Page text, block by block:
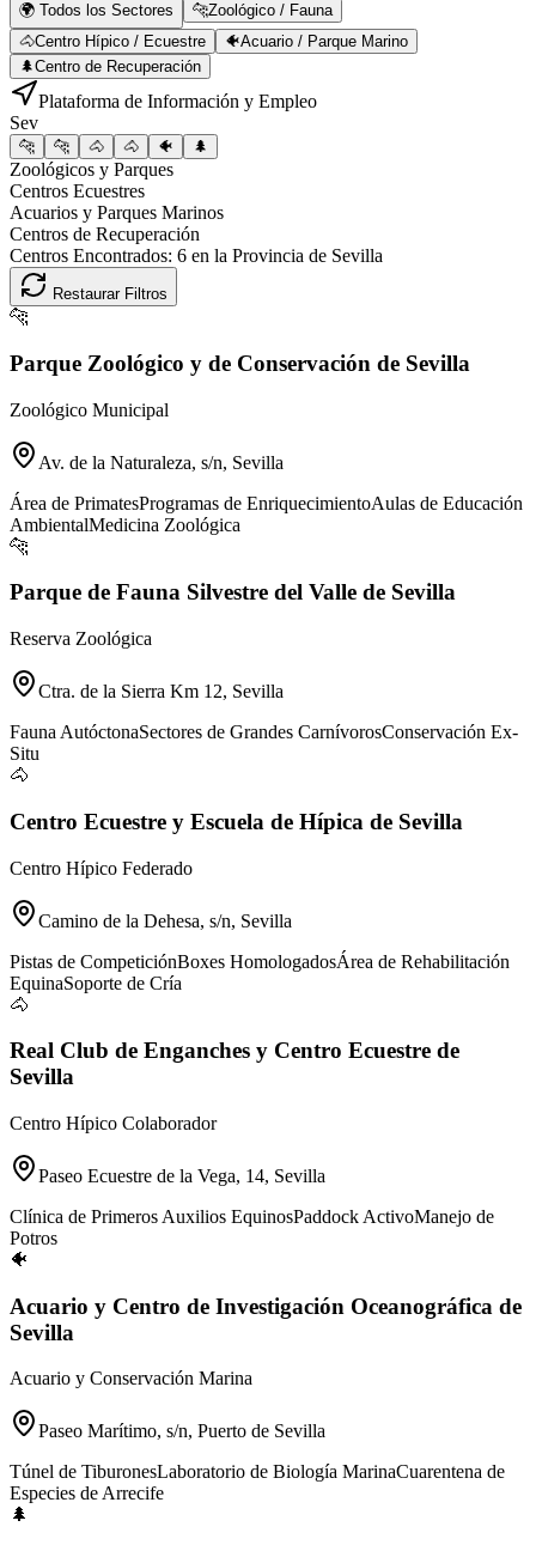
🌍 Todos los Sectores 🐆Zoológico / Fauna
🐴Centro Hípico / Ecuestre 🐠Acuario / Parque Marino
🌲Centro de Recuperación
Plataforma de Información y Empleo
Sev
🐆 🐆 🐴 🐴 🐠 🌲
Zoológicos y Parques
Centros Ecuestres
Acuarios y Parques Marinos
Centros de Recuperación
Centros Encontrados: 6 en la Provincia de Sevilla
Restaurar Filtros
🐆
Parque Zoológico y de Conservación de Sevilla
Zoológico Municipal
Av. de la Naturaleza, s/n, Sevilla
Área de PrimatesProgramas de EnriquecimientoAulas de Educación
AmbientalMedicina Zoológica
🐆
Parque de Fauna Silvestre del Valle de Sevilla
Reserva Zoológica
Ctra. de la Sierra Km 12, Sevilla
Fauna AutóctonaSectores de Grandes CarnívorosConservación Ex-
Situ
🐴
Centro Ecuestre y Escuela de Hípica de Sevilla
Centro Hípico Federado
Camino de la Dehesa, s/n, Sevilla
Pistas de CompeticiónBoxes HomologadosÁrea de Rehabilitación
EquinaSoporte de Cría
🐴
Real Club de Enganches y Centro Ecuestre de
Sevilla
Centro Hípico Colaborador
Paseo Ecuestre de la Vega, 14, Sevilla
Clínica de Primeros Auxilios EquinosPaddock ActivoManejo de
Potros
🐠
Acuario y Centro de Investigación Oceanográfica de
Sevilla
Acuario y Conservación Marina
Paseo Marítimo, s/n, Puerto de Sevilla
Túnel de TiburonesLaboratorio de Biología MarinaCuarentena de
Especies de Arrecife
🌲